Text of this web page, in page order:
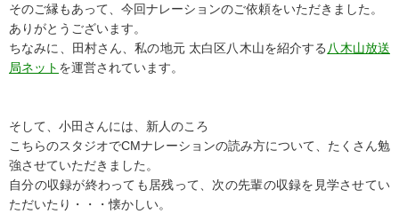
そのご縁もあって、今回ナレーションのご依頼をいただきました。
ありがとうございます。
ちなみに、田村さん、私の地元 太白区八木山を紹介する 八木山放送
局ネット を運営されています。
そして、小田さんには、新人のころ
こちらのスタジオでCMナレーションの読み方について、たくさん勉
強させていただきました。
自分の収録が終わっても居残って、次の先輩の収録を見学させてい
ただいたり・・・懐かしい。